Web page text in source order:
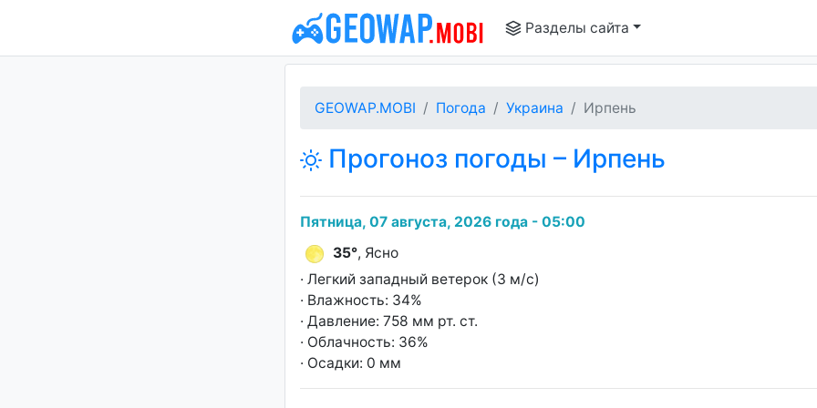
Разделы сайта
GEOWAP.MOBI Погода Украина Ирпень
Прогоноз погоды – Ирпень
Пятница, 07 августа, 2026 года - 05:00
35°, Ясно
· Легкий западный ветерок (3 м/с)
· Влажность: 34%
· Давление: 758 мм рт. ст.
· Облачность: 36%
· Осадки: 0 мм